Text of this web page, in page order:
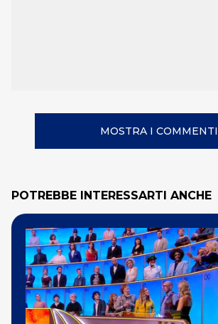
MOSTRA I COMMENTI
POTREBBE INTERESSARTI ANCHE